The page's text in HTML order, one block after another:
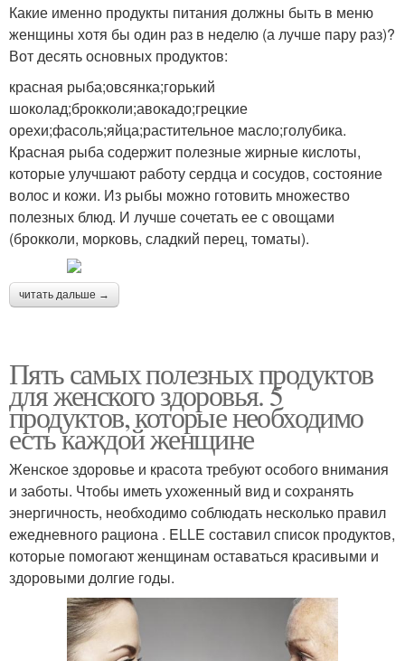
Какие именно продукты питания должны быть в меню
женщины хотя бы один раз в неделю (а лучше пару раз)?
Вот десять основных продуктов:
красная рыба;овсянка;горький
шоколад;брокколи;авокадо;грецкие
орехи;фасоль;яйца;растительное масло;голубика.
Красная рыба содержит полезные жирные кислоты,
которые улучшают работу сердца и сосудов, состояние
волос и кожи. Из рыбы можно готовить множество
полезных блюд. И лучше сочетать ее с овощами
(брокколи, морковь, сладкий перец, томаты).
читать дальше →
Пять самых полезных продуктов
для женского здоровья. 5
продуктов, которые необходимо
есть каждой женщине
Женское здоровье и красота требуют особого внимания
и заботы. Чтобы иметь ухоженный вид и сохранять
энергичность, необходимо соблюдать несколько правил
ежедневного рациона . ELLE составил список продуктов,
которые помогают женщинам оставаться красивыми и
здоровыми долгие годы.